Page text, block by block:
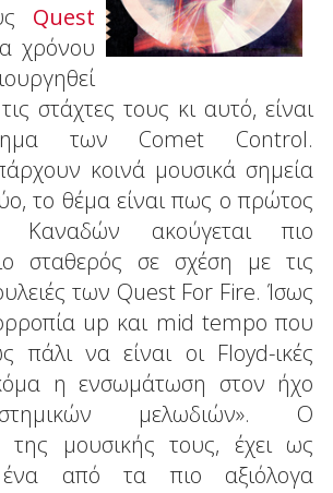
Quest
χρόνου
στάχτες τους κι αυτό, είναι
των Comet Control.
κοινά μουσικά σημεία
το θέμα είναι πως ο πρώτος
Καναδών ακούγεται πιο
σταθερός σε σχέση με τις
των Quest For Fire. Ίσως
up και mid tempo που
πάλι να είναι οι Floyd-ικές
η ενσωμάτωση στον ήχο
μελωδιών». Ο
της μουσικής τους, έχει ως
ένα από τα πιο αξιόλογα